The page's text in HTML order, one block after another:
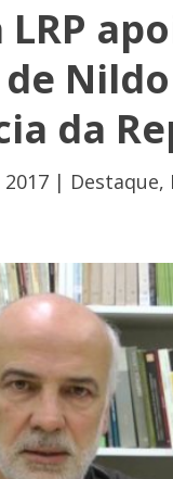
da
| Destaque,